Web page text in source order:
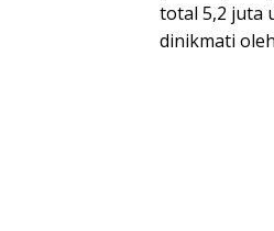
total 5,2 juta
dinikmati